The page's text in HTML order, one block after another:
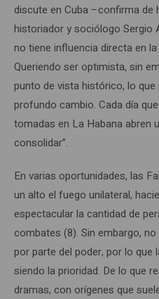
discute en Cuba –confirma de
historiador y sociólogo Sergio
no tiene influencia directa en
Queriendo ser optimista, sin
punto de vista histórico, lo que
profundo cambio. Cada día
tomadas en La Habana abren
consolidar”.
En varias oportunidades, las
un alto el fuego unilateral,
espectacular la cantidad de
combates (8). Sin embargo,
por parte del poder, por lo que
siendo la prioridad. De lo que
dramas, con orígenes que